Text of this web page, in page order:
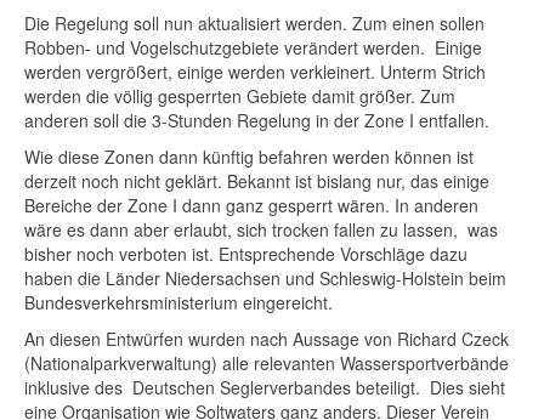
Die Regelung soll nun aktualisiert werden. Zum einen sollen
Robben- und Vogelschutzgebiete verändert werden. Einige
werden vergrößert, einige werden verkleinert. Unterm Strich
werden die völlig gesperrten Gebiete damit größer. Zum
anderen soll die 3-Stunden Regelung in der Zone I entfallen.
Wie diese Zonen dann künftig befahren werden können ist
derzeit noch nicht geklärt. Bekannt ist bislang nur, das einige
Bereiche der Zone I dann ganz gesperrt wären. In anderen
wäre es dann aber erlaubt, sich trocken fallen zu lassen, was
bisher noch verboten ist. Entsprechende Vorschläge dazu
haben die Länder Niedersachsen und Schleswig-Holstein beim
Bundesverkehrsministerium eingereicht.
An diesen Entwürfen wurden nach Aussage von Richard Czeck
(Nationalparkverwaltung) alle relevanten Wassersportverbände
inklusive des Deutschen Seglerverbandes beteiligt. Dies sieht
eine Organisation wie Soltwaters ganz anders. Dieser Verein